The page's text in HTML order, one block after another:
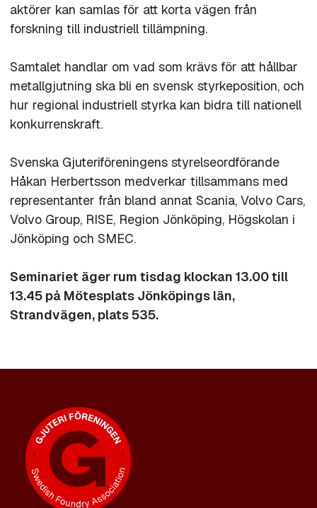
aktörer kan samlas för att korta vägen från
forskning till industriell tillämpning.
Samtalet handlar om vad som krävs för att hållbar
metallgjutning ska bli en svensk styrkeposition, och
hur regional industriell styrka kan bidra till nationell
konkurrenskraft.
Svenska Gjuteriföreningens styrelseordförande
Håkan Herbertsson medverkar tillsammans med
representanter från bland annat Scania, Volvo Cars,
Volvo Group, RISE, Region Jönköping, Högskolan i
Jönköping och SMEC.
Seminariet äger rum tisdag klockan 13.00 till
13.45 på Mötesplats Jönköpings län,
Strandvägen, plats 535.